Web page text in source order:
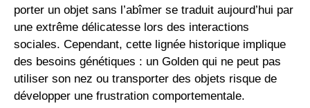
porter un objet sans l’abîmer se traduit aujourd’hui par
une extrême délicatesse lors des interactions
sociales. Cependant, cette lignée historique implique
des besoins génétiques : un Golden qui ne peut pas
utiliser son nez ou transporter des objets risque de
développer une frustration comportementale.